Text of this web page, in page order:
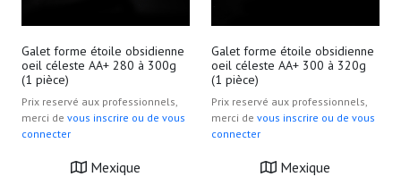
Galet forme étoile obsidienne
oeil céleste AA+ 280 à 300g
(1 pièce)
Prix reservé aux professionnels,
merci de vous inscrire ou de vous
connecter
Mexique
Galet forme étoile obsidienne
oeil céleste AA+ 300 à 320g
(1 pièce)
Prix reservé aux professionnels,
merci de vous inscrire ou de vous
connecter
Mexique